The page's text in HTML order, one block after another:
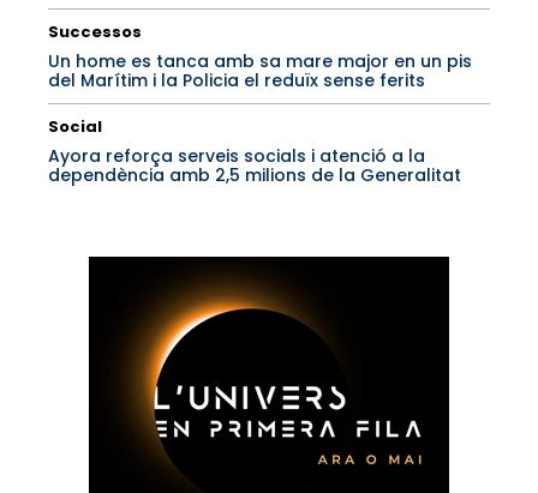
Successos
Un home es tanca amb sa mare major en un pis
del Marítim i la Policia el reduïx sense ferits
Social
Ayora reforça serveis socials i atenció a la
dependència amb 2,5 milions de la Generalitat